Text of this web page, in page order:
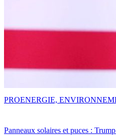
Panneaux solaires et puces :
PROENERGIE,